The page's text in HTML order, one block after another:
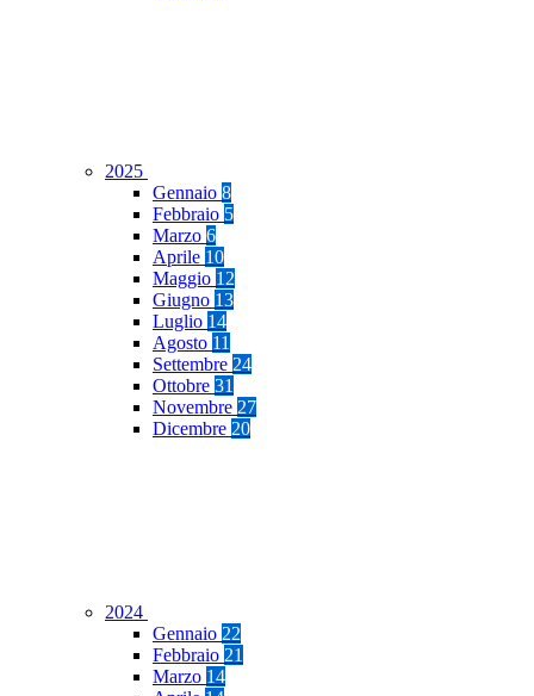
2025
Gennaio 8
Febbraio 5
Marzo 6
Aprile 10
Maggio 12
Giugno 13
Luglio 14
Agosto 11
Settembre 24
Ottobre 31
Novembre 27
Dicembre 20
2024
Gennaio 22
Febbraio 21
Marzo 14